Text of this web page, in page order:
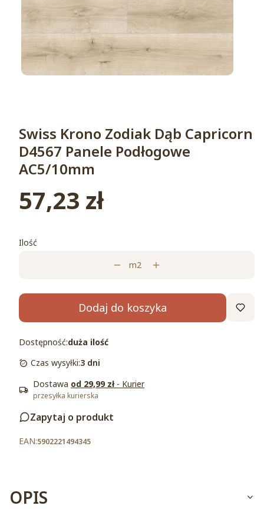
Swiss Krono Zodiak Dąb Capricorn
D4567 Panele Podłogowe
AC5/10mm
Cena
57,23 zł
Ilość
m2
Dodaj do koszyka
Dostępność:duża ilość
Czas wysyłki:3 dni
Dostawa od 29,99 zł - Kurier
przesyłka kurierska
Zapytaj o produkt
5902221494345
OPIS